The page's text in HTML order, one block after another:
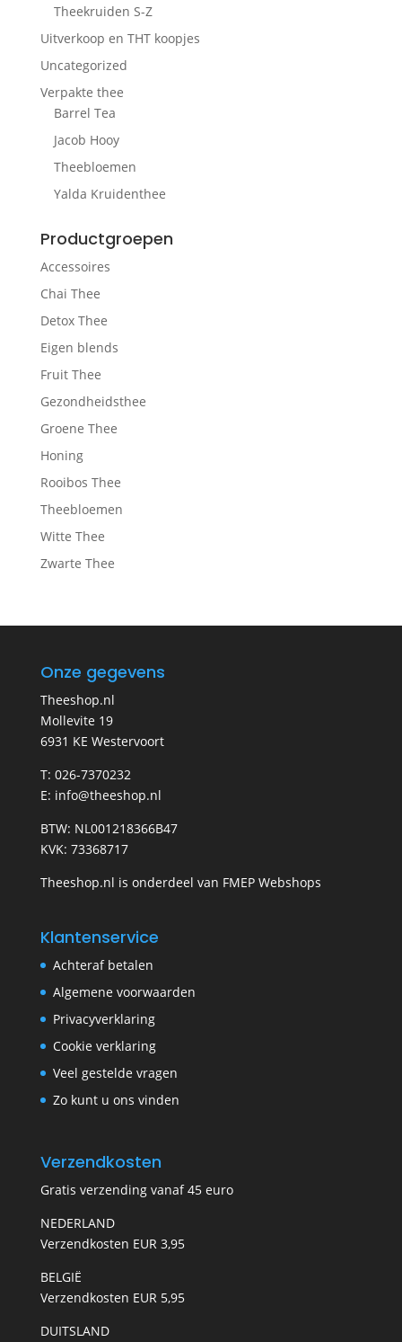
Theekruiden S-Z
Uitverkoop en THT koopjes
Uncategorized
Verpakte thee
Barrel Tea
Jacob Hooy
Theebloemen
Yalda Kruidenthee
Productgroepen
Accessoires
Chai Thee
Detox Thee
Eigen blends
Fruit Thee
Gezondheidsthee
Groene Thee
Honing
Rooibos Thee
Theebloemen
Witte Thee
Zwarte Thee
Onze gegevens
Theeshop.nl
Mollevite 19
6931 KE Westervoort
T: 026-7370232
E: info@theeshop.nl
BTW: NL001218366B47
KVK: 73368717
Theeshop.nl is onderdeel van FMEP Webshops
Klantenservice
Achteraf betalen
Algemene voorwaarden
Privacyverklaring
Cookie verklaring
Veel gestelde vragen
Zo kunt u ons vinden
Verzendkosten
Gratis verzending vanaf 45 euro
NEDERLAND
Verzendkosten EUR 3,95
BELGIË
Verzendkosten EUR 5,95
DUITSLAND